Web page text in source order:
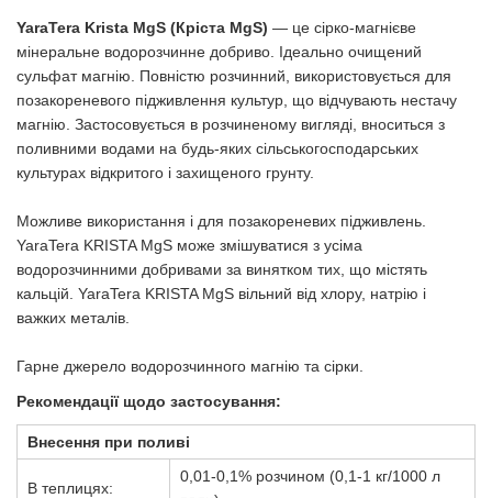
YaraTera Krista MgS (Кріста МgS) — це сірко-магнієве
мінеральне водорозчинне добриво. Ідеально очищений
сульфат магнію. Повністю розчинний, використовується для
позакореневого підживлення культур, що відчувають нестачу
магнію. Застосовується в розчиненому вигляді, вноситься з
поливними водами на будь-яких сільськогосподарських
культурах відкритого і захищеного грунту.
Можливе використання і для позакореневих підживлень.
YaraTera KRISTA MgS може змішуватися з усіма
водорозчинними добривами за винятком тих, що містять
кальцій. YaraTera KRISTA MgS вільний від хлору, натрію і
важких металів.
Гарне джерело водорозчинного магнію та сірки.
Рекомендації щодо застосування:
Внесення при поливі
В теплицях:
0,01-0,1% розчином (0,1-1 кг/1000 л